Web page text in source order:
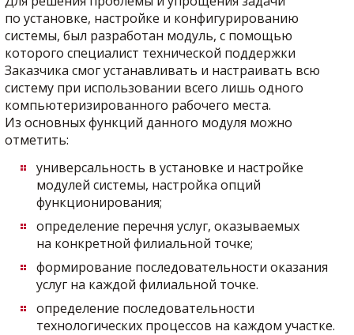
по установке, настройке и конфигурированию
системы, был разработан модуль, с помощью
которого специалист технической поддержки
Заказчика смог устанавливать и настраивать всю
систему при использовании всего лишь одного
компьютеризированного рабочего места.
Из основных функций данного модуля можно
отметить:
универсальность в установке и настройке
модулей системы, настройка опций
функционирования;
определение перечня услуг, оказываемых
на конкретной филиальной точке;
формирование последовательности оказания
услуг на каждой филиальной точке.
определение последовательности
технологических процессов на каждом участке.